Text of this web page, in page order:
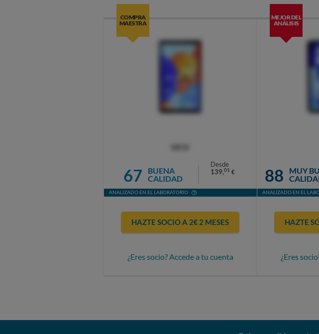
COMPRA
MAESTRA
67
BUENA
CALIDAD
Desde
139,01 €
ANALIZADO EN EL LABORATORIO
HAZTE SOCIO A 2€ 2 MESES
¿Eres socio? Accede a tu cuenta
MEJOR DEL
ANÁLISIS
88
MUY
ANALIZADO EN EL
HAZTE
¿Eres